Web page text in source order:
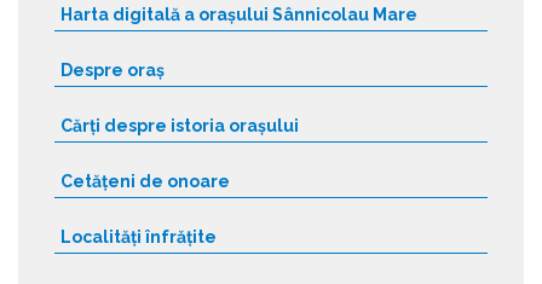
Harta digitală a orașului Sânnicolau Mare
Despre oraș
Cărți despre istoria orașului
Cetățeni de onoare
Localități înfrățite